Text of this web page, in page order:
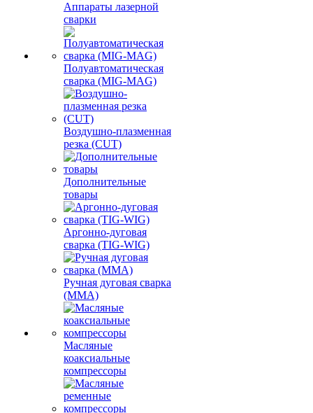
Аппараты лазерной
сварки
Полуавтоматическая
сварка (MIG-MAG)
Воздушно-плазменная
резка (CUT)
Дополнительные
товары
Аргонно-дуговая
сварка (TIG-WIG)
Ручная дуговая сварка
(MMA)
Масляные
коаксиальные
компрессоры